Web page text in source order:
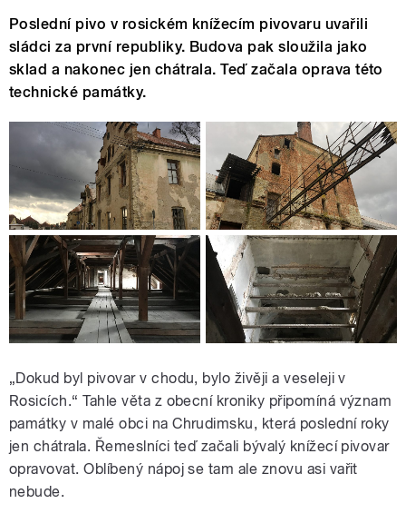
Poslední pivo v rosickém knížecím pivovaru uvařili
sládci za první republiky. Budova pak sloužila jako
sklad a nakonec jen chátrala. Teď začala oprava této
technické památky.
„Dokud byl pivovar v chodu, bylo živěji a veseleji v
Rosicích.“ Tahle věta z obecní kroniky připomíná význam
památky v malé obci na Chrudimsku, která poslední roky
jen chátrala. Řemeslníci teď začali bývalý knížecí pivovar
opravovat. Oblíbený nápoj se tam ale znovu asi vařit
nebude.